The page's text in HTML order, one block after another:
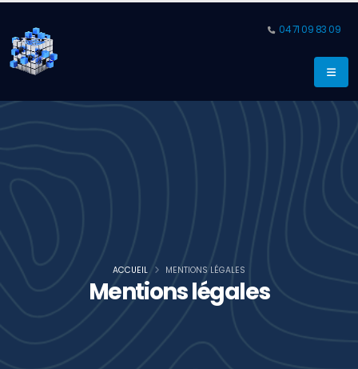
04 71 09 83 09
Mentions légales
ACCUEIL MENTIONS LÉGALES